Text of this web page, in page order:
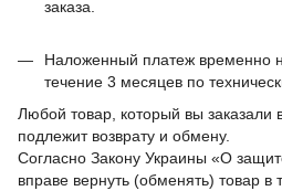
заказа.
Наложенный платеж временно
течение 3 месяцев по
Любой товар, который вы заказали
подлежит возврату и обмену.
Согласно Закону Украины «О
вправе вернуть (обменять) товар